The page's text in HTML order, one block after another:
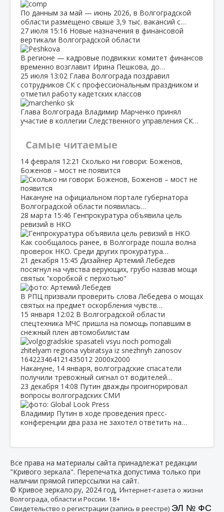
По данным за май — июнь 2026, в Волгоградской
области размещено свыше 3,9 тыс. вакансий с…
27 июля 15:16 Новые назначения в финансовой
вертикали Волгоградской области
В регионе — кадровые подвижки: комитет финансов
временно возглавит Ирина Пешкова, до…
25 июля 13:02 Глава Волгограда поздравил
сотрудников СК с профессиональным праздником и
отметил работу кадетских классов
Глава Волгограда Владимир Марченко принял
участие в коллегии Следственного управления СК…
Самые читаемые
14 февраля 12:21 Сколько ни говори: Боженов,
Боженов – мост не появится
Накануне на официальном портале губернатора
Волгоградской области появилась…
28 марта 15:46 Генпрокуратура объявила цель
ревизий в НКО
Как сообщалось ранее, в Волгограде пошла волна
проверок НКО. Среди других прокуратура…
21 декабря 15:45 Дизайнер Артемий Лебедев
посягнул на чувства верующих, грубо назвав мощи
святых "коробкой с перхотью"
В РПЦ призвали проверить слова Лебедева о мощах
святых на предмет оскорбления чувств…
15 января 12:02 В Волгоградской области
спецтехника МЧС пришла на помощь попавшим в
снежный плен автомобилистам
Накануне, 14 января, волгоградские спасатели
получили тревожный сигнал от водителей…
23 декабря 14:08 Путин дважды проигнорировал
вопросы волгоградских СМИ
Владимир Путин в ходе проведения пресс-
конференции два раза не захотел ответить на…
Все права на материалы сайта принадлежат редакции
"Кривого зеркала". Перепечатка допустима только при
наличии прямой гиперссылки на сайт.
© Кривое зеркало.ру, 2024 год, Интернет-газета о жизни
Волгограда, области и России. 18+
Свидетельство о регистрации (запись в реестре) ЭЛ № ФС